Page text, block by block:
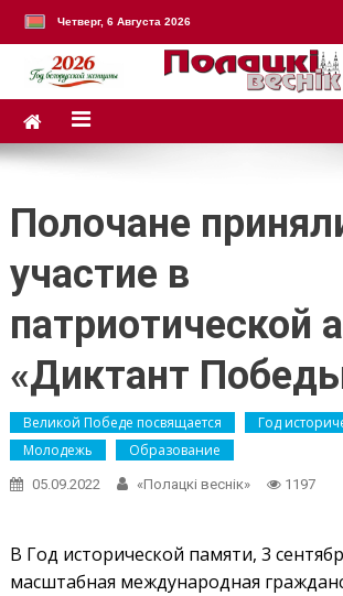
Четверг, 6 Августа 2026
Полочане
участие в
патриотической
«Диктант
Великой Победе посвящается
Год
Молодежь
Образование
05.09.2022 «Полацкі веснік» 1197
В Год исторической памяти, 3
масштабная международная